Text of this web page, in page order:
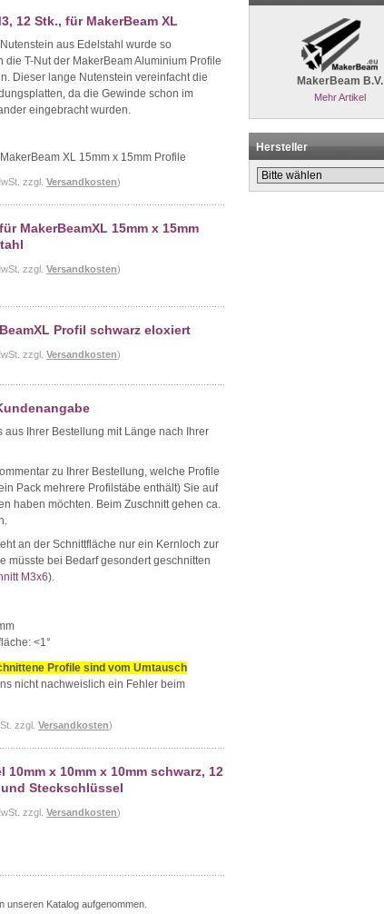
12 Stk., für MakerBeam XL
aus Edelstahl wurde so
die T-Nut der MakerBeam Aluminium Profile
Dieser lange Nutenstein vereinfacht die
da die Gewinde schon im
eingebracht wurden.
XL 15mm x 15mm Profile
zzgl. Versandkosten)
MakerBeamXL 15mm x 15mm
zzgl. Versandkosten)
Profil schwarz eloxiert
zzgl. Versandkosten)
aus Ihrer Bestellung mit Länge nach Ihrer
zu Ihrer Bestellung, welche Profile
Pack mehrere Profilstäbe enthält) Sie auf
haben möchten. Beim Zuschnitt gehen ca.
an der Schnittfläche nur ein Kernloch zur
müsste bei Bedarf gesondert geschnitten
M3x6).
<1°
Profile sind vom Umtausch
nicht nachweislich ein Fehler beim
zzgl. Versandkosten)
10mm x 10mm x 10mm schwarz, 12
Steckschlüssel
zzgl. Versandkosten)
unseren Katalog aufgenommen.
MakerBeam B.V.
Mehr Artikel
Hersteller